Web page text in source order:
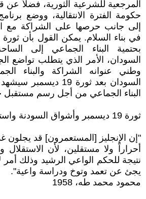
المرجعية للشرعية الثورية، فضلاً
حكومة الفترة الانتقالية، ووضع برنامج
إلى جانب حرصها على الشراكة مع
بحتمية البناء الجماعي إلى
السودان، الأمر الذي يتطلب تواضع
وطني عنوانه الشراكة والبناء
السودان بعد ثورة 19
البناء الجماعي من أجل رسم مستقبل
ثورة 19 ديسمبر وأشواق السودنة واستكمال الاستقلال
"إن الإنجليز [المستعمرون] قد يجلون
أحراراً ولا مستقلين، لأن الاستقلال
نتيجة للحكم الواعي الرشيد وذلك أمر
يجئ عن تعمد وتوخ ودراسة واعية".
محمود محمد طه، 1958